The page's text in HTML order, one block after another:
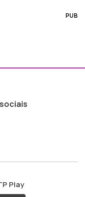
PUB
ao
Play